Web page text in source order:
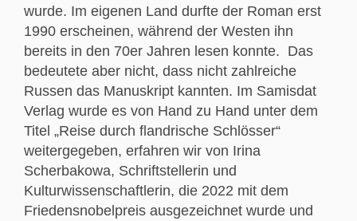
wurde. Im eigenen Land durfte der Roman erst
1990 erscheinen, während der Westen ihn
bereits in den 70er Jahren lesen konnte. Das
bedeutete aber nicht, dass nicht zahlreiche
Russen das Manuskript kannten. Im Samisdat
Verlag wurde es von Hand zu Hand unter dem
Titel „Reise durch flandrische Schlösser“
weitergegeben, erfahren wir von Irina
Scherbakowa, Schriftstellerin und
Kulturwissenschaftlerin, die 2022 mit dem
Friedensnobelpreis ausgezeichnet wurde und